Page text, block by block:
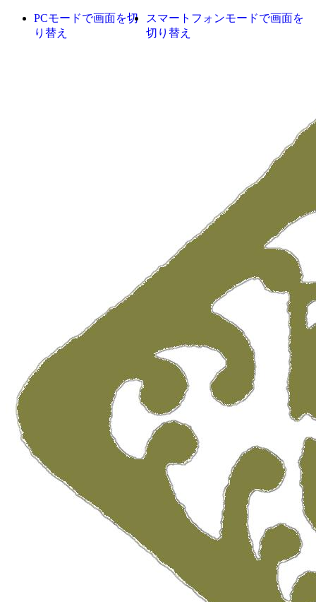
PCモードで画面を切
り替え
スマートフォンモードで画面を
切り替え